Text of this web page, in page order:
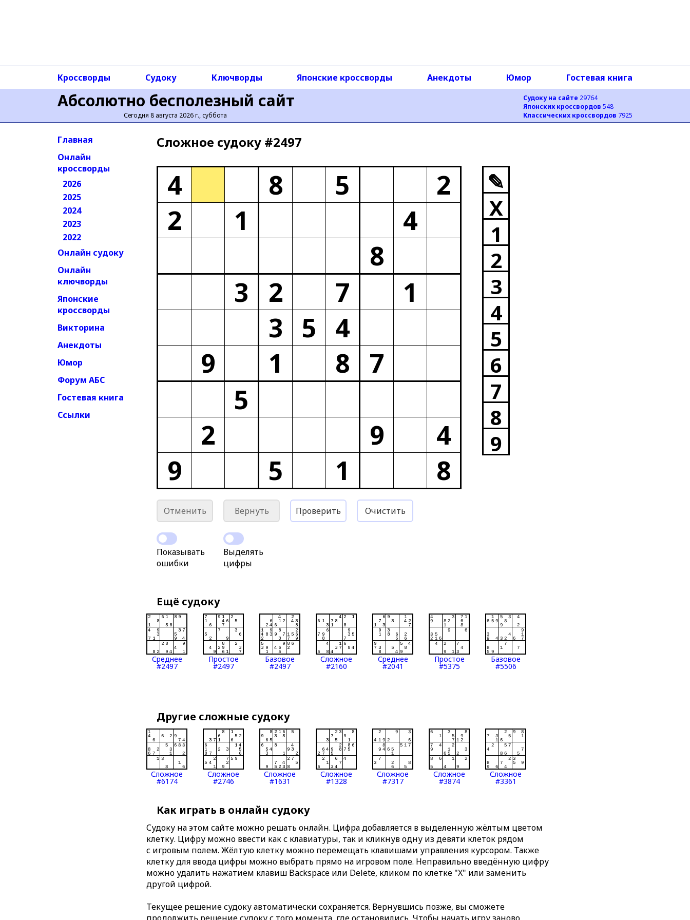
Абсолютно бесполезный сайт
Сегодня 8 августа 2026 г., суббота
Судоку на сайте 29764
Японских кроссвордов 548
Классических кроссвордов 7925
Кроссворды Судоку Ключворды Японские кроссворды Анекдоты Юмор Гостевая книга
Главная
Онлайн
кроссворды
2026
2025
2024
2023
2022
Онлайн судоку
Онлайн
ключворды
Японские
кроссворды
Викторина
Анекдоты
Юмор
Форум АБС
Гостевая книга
Ссылки
Сложное cудоку #2497
4 8 5
2
2
1
4
8
3
2 7
1
3
5 4
9
1 8
7
5
2
9
4
9
5 1 8
✎
X
1
2
3
4
5
6
7
8
9
Отменить Вернуть Проверить Очистить
Показывать
ошибки
Выделять
цифры
Ещё судоку
Среднее
#2497
Простое
#2497
Базовое
#2497
Сложное
#2160
Среднее
#2041
Простое
#5375
Базовое
#5506
Другие сложные судоку
Сложное
#6174
Сложное
#2746
Сложное
#1631
Сложное
#1328
Сложное
#7317
Сложное
#3874
Сложное
#3361
Как играть в онлайн судоку
Судоку на этом сайте можно решать онлайн. Цифра добавляется в выделенную жёлтым цветом
клетку. Цифру можно ввести как с клавиатуры, так и кликнув одну из девяти клеток рядом
с игровым полем. Жёлтую клетку можно перемещать клавишами управления курсором. Также
клетку для ввода цифры можно выбрать прямо на игровом поле. Неправильно введённую цифру
можно удалить нажатием клавиш Backspace или Delete, кликом по клетке "X" или заменить
другой цифрой.
Текущее решение судоку автоматически сохраняется. Вернувшись позже, вы сможете